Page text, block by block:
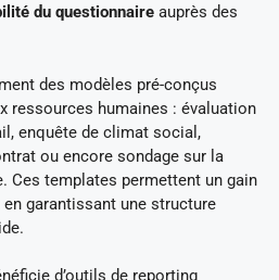
du questionnaire auprès des
des modèles pré-conçus
ressources humaines : évaluation
enquête de climat social,
ou encore sondage sur la
Ces templates permettent un gain
garantissant une structure
d’outils de reporting